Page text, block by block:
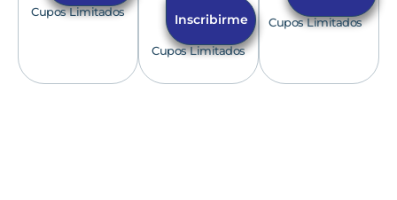
Cupos Limitados Inscribirme
Cupos Limitados
Cupos Limitados